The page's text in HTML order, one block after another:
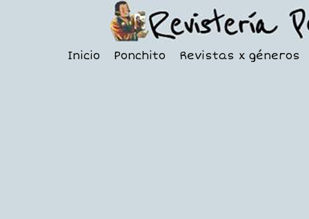
Inicio Ponchito Revistas x géneros